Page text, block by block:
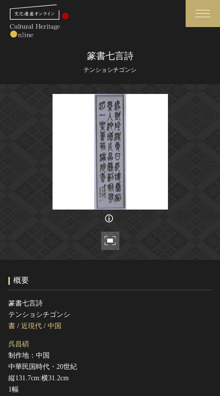
さらに詳細検索
全国の美術館・博物館
媒体資料・関連記事等
博物館、美術館の皆さまへ
文化庁よりご挨拶
今月のみどころ
お知らせ一覧
このサイトについて
サイトのご意見はこちら
文化遺産データベース
篆書七言詩
テンショシチゴンシ
画像の利用条件等に関しては、登録館へお問い合わせください。
概要
篆書七言詩
テンショシチゴンシ
書 / 近現代 / 中国
呉昌碩
制作地：中国
中華民国時代・20世紀
縦131.7cm:横31.2cm
1幅